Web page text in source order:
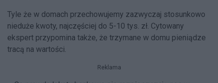
Tyle że w domach przechowujemy zazwyczaj stosunkowo
nieduże kwoty, najczęściej do 5-10 tys. zł. Cytowany
ekspert przypomina także, że trzymane w domu pieniądze
tracą na wartości.
Reklama